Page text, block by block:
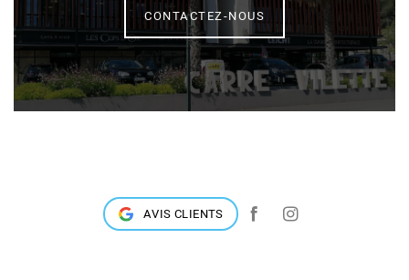
CONTACTEZ-NOUS
AVIS CLIENTS